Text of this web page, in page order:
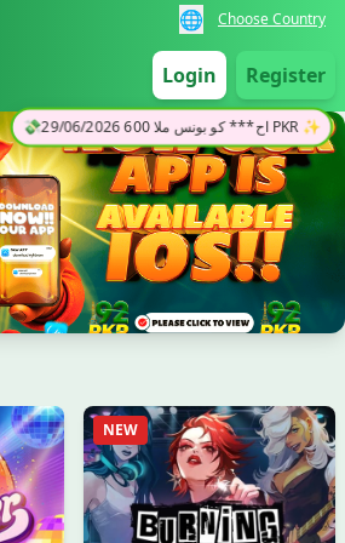
🌐 Choose Country
Login Register
NEW